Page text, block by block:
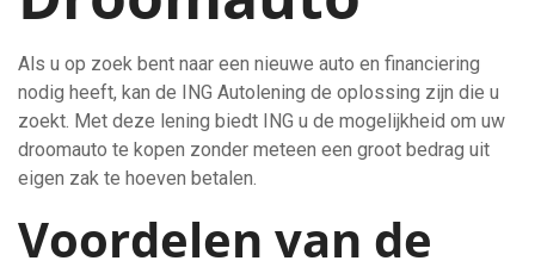
Als u op zoek bent naar een nieuwe auto en financiering
nodig heeft, kan de ING Autolening de oplossing zijn die u
zoekt. Met deze lening biedt ING u de mogelijkheid om uw
droomauto te kopen zonder meteen een groot bedrag uit
eigen zak te hoeven betalen.
Voordelen van de